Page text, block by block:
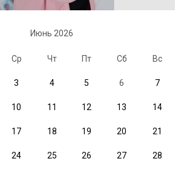
Июнь 2026
Ср Чт Пт Сб Вс
3 4 5 6 7
10 11 12 13 14
17 18 19 20 21
24 25 26 27 28